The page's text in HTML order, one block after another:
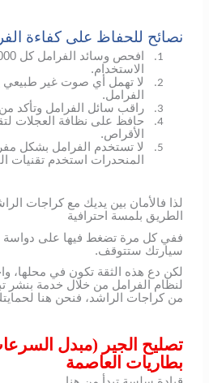
نصائح للحفاظ على كفاءة
1.
الاستخدام.
2.
لا تهمل أي صوت غير
الفرامل.
3. راقب سائل الفرامل وتأكد
4.
حافظ على نظافة العجلات
الأقراص.
5.
لا تستخدم الفرامل بشكل
المنحدرات استخدم تقنيات
لذا فالأمان بين يديك مع كراجات
الطريق بلمسة احترافية
ففي كل مرة تضغط فيها على دواسة
سيارتك ستتوقف.
لكن دع هذه الثقة تكون في محلها،
لنظام الفرامل من خلال خدمة بنشر
من كراجات الراشد، فنحن هنا
تصليح الجير (مبدل
بطاريات العاصمة